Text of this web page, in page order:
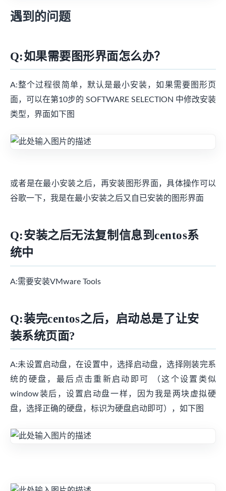
遇到的问题
Q:如果需要图形界面怎么办？
A:整个过程很简单，默认是最小安装，如果需要图形页
面，可以在第10步的 SOFTWARE SELECTION 中修改安装
类型，界面如下图
或者是在最小安装之后，再安装图形界面，具体操作可以
谷歌一下，我是在最小安装之后又自已安装的图形界面
Q:安装之后无法复制信息到centos系
统中
A:需要安装VMware Tools
Q:装完centos之后，启动总是了让安
装系统页面?
A:未设置启动盘，在设置中，选择启动盘，选择刚装完系
统的硬盘，最后点击重新启动即可 （这个设置类似
window装后，设置启动盘一样，因为我是两块虚拟硬
盘，选择正确的硬盘，标识为硬盘启动即可），如下图